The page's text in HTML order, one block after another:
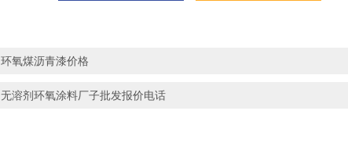
环氧煤沥青漆价格
无溶剂环氧涂料厂子批发报价电话